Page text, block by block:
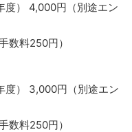
度） 4,000円（別途エン
料250円）
度） 3,000円（別途エン
料250円）